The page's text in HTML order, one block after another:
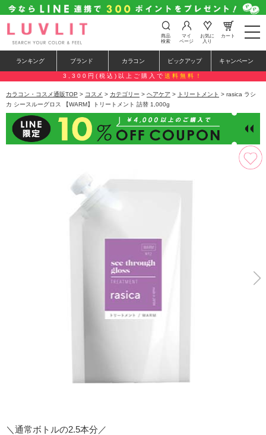
t
o
e
n
a
a
i
o
n
商品
検索
マイ
ページ
お気に
入り
カート
ランキング ブランド カラコン ピックアップ キャンペーン
3,300円(税込)以上ご購入で 送料無料！
カラコン・コスメ通販TOP > コスメ > カテゴリー > ヘアケア > トリートメント > rasica ラシ
カ シースルーグロス 【WARM】トリートメント 詰替 1,000g
＼通常ボトルの2.5本分／